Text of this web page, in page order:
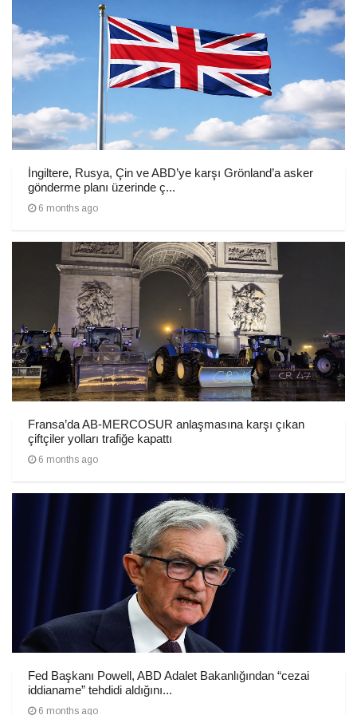
İngiltere, Rusya, Çin ve ABD’ye karşı Grönland’a asker
gönderme planı üzerinde ç...
6 months ago
Fransa’da AB-MERCOSUR anlaşmasına karşı çıkan
çiftçiler yolları trafiğe kapattı
6 months ago
Fed Başkanı Powell, ABD Adalet Bakanlığından “cezai
iddianame” tehdidi aldığını...
6 months ago